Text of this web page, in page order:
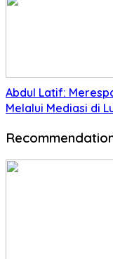
Abdul Latif:
Melalui Mediasi di